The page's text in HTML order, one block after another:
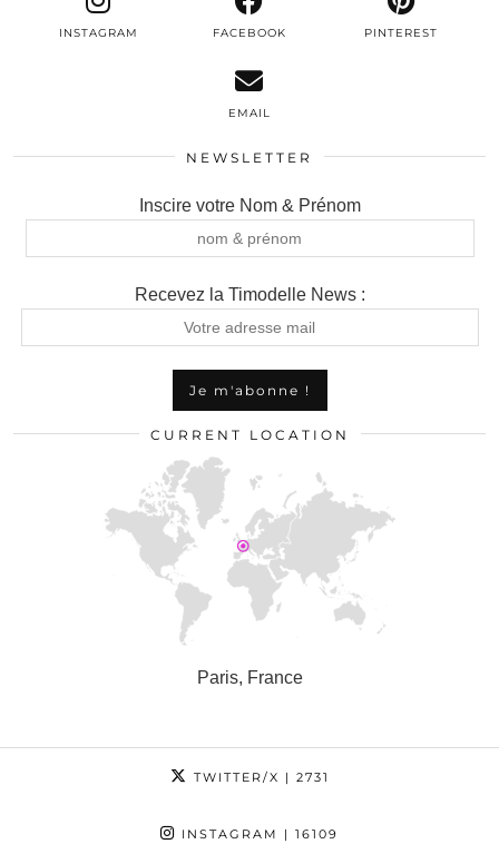
INSTAGRAM FACEBOOK PINTEREST
EMAIL
NEWSLETTER
Inscire votre Nom & Prénom
Recevez la Timodelle News :
CURRENT LOCATION
Paris, France
TWITTER/X | 2731
INSTAGRAM | 16109